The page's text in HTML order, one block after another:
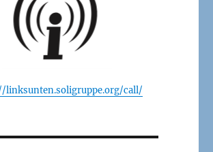
linksunten.soligruppe.org/call/